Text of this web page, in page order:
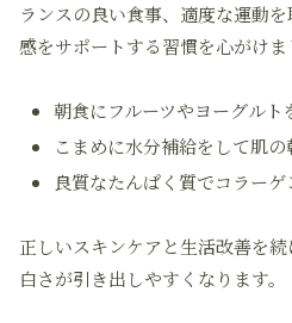
ランスの良い食事、適度な運動
感をサポートする習慣を心がけま
朝食にフルーツやヨーグルト
こまめに水分補給をして肌
良質なたんぱく質でコラー
正しいスキンケアと生活改善を
白さが引き出しやすくなります。